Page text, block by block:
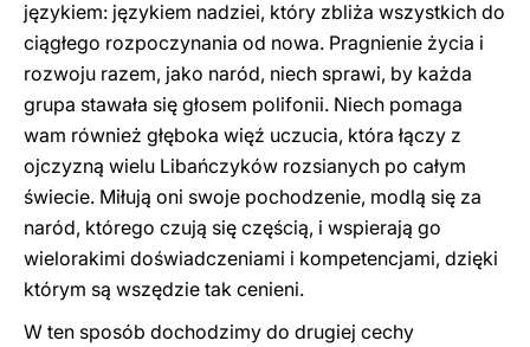
językiem: językiem nadziei, który zbliża wszystkich do
ciągłego rozpoczynania od nowa. Pragnienie życia i
rozwoju razem, jako naród, niech sprawi, by każda
grupa stawała się głosem polifonii. Niech pomaga
wam również głęboka więź uczucia, która łączy z
ojczyzną wielu Libańczyków rozsianych po całym
świecie. Miłują oni swoje pochodzenie, modlą się za
naród, którego czują się częścią, i wspierają go
wielorakimi doświadczeniami i kompetencjami, dzięki
którym są wszędzie tak cenieni.
W ten sposób dochodzimy do drugiej cechy